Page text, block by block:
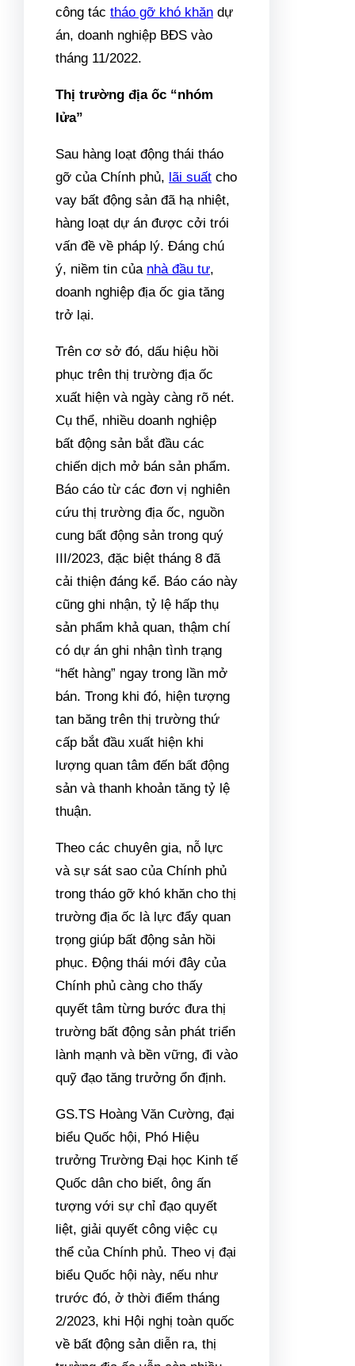
Thiết kế: Hải An
Một lần nữa, Chính phủ đặt ra
nhiệm vụ cấp bách cho mục
tiêu thúc đẩy thị trường địa ốc
hồi phục bằng những chỉ thị cụ
thể, rõ ràng đến từng bộ, ban
ngành và chính quyền địa